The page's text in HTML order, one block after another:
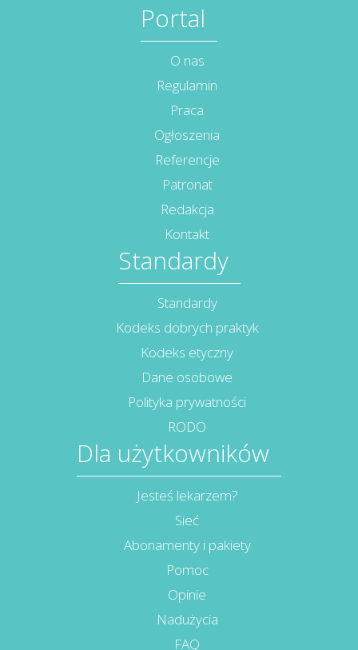
Portal
O nas
Regulamin
Praca
Ogłoszenia
Referencje
Patronat
Redakcja
Kontakt
Standardy
Standardy
Kodeks dobrych praktyk
Kodeks etyczny
Dane osobowe
Polityka prywatności
RODO
Dla użytkowników
Jesteś lekarzem?
Sieć
Abonamenty i pakiety
Pomoc
Opinie
Nadużycia
FAQ